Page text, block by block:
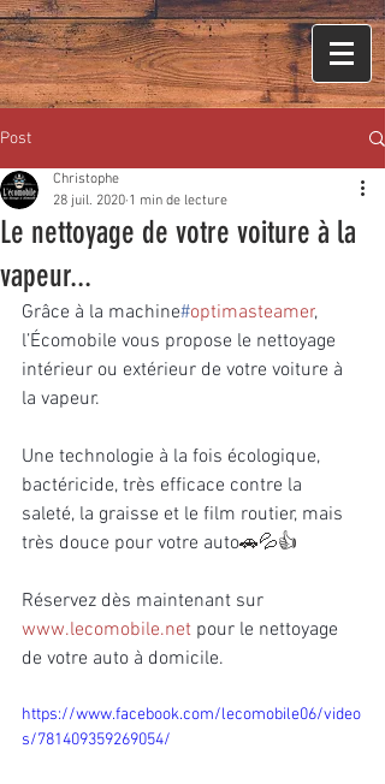
Post
Le nettoyage de votre voiture à la
vapeur...
Christophe
28 juil. 2020 1 min de lecture
Grâce à la machine#optimasteamer,
l’Écomobile vous propose le nettoyage
intérieur ou extérieur de votre voiture à
la vapeur.
Une technologie à la fois écologique,
bactéricide, très efficace contre la
saleté, la graisse et le film routier, mais
très douce pour votre auto🚗💦👍
Réservez dès maintenant sur
www.lecomobile.net pour le nettoyage
de votre auto à domicile.
https://www.facebook.com/lecomobile06/video
s/781409359269054/